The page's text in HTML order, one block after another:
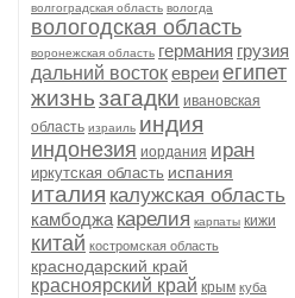
волгоградская область вологда
вологодская область
воронежская область германия грузия
дальний востокевреиегипет
жизньзагадки ивановская
область израиль индия
индонезия иордания иран
иркутская область испания
италия калужская область
камбоджа карелия карпаты кижи
китай костромская область
краснодарский край
красноярский край крым куба